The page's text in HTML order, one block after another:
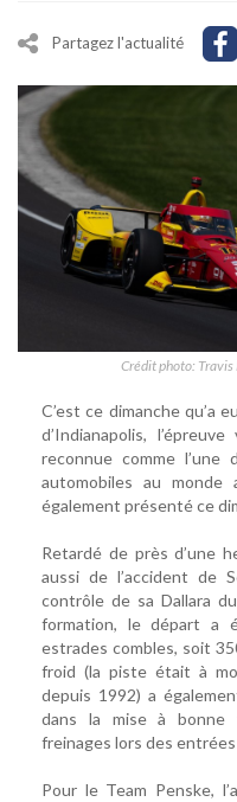
Partagez l'actualité
Crédit photo:
C’est ce dimanche qu’a
d’Indianapolis,
reconnue comme l’une
automobiles au monde
également présenté ce
Retardé de près d’une
aussi de l’accident de
contrôle de sa Dallara
formation, le départ a
estrades combles, soit
froid (la piste était à
depuis 1992) a
dans la mise à bonne
freinages lors des
Pour le Team Penske,